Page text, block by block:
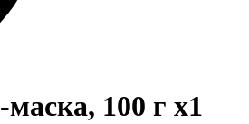
100 г x1